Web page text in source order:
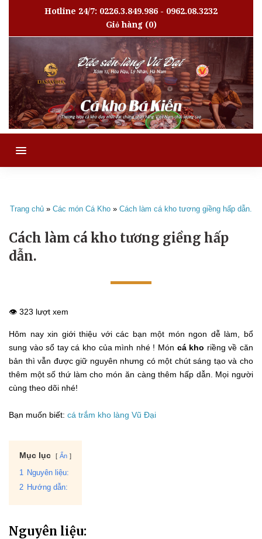
Hotline 24/7: 0226.3.849.986 - 0962.08.3232
Giỏ hàng(0)
MENU
Trang chủ » Các món Cá Kho » Cách làm cá kho tương giềng hấp dẫn.
Cách làm cá kho tương giềng hấp
dẫn.
👁️ 323 lượt xem
Hôm nay xin giới thiệu với các bạn một món ngon dễ làm, bổ
sung vào sổ tay cá kho của mình nhé ! Món cá kho riềng về căn
bản thì vẫn được giữ nguyên nhưng có một chút sáng tạo và cho
thêm một số thứ làm cho món ăn càng thêm hấp dẫn. Mọi người
cùng theo dõi nhé!
Bạn muốn biết: cá trắm kho làng Vũ Đại
Mục lục Ẩn
1
Nguyên liệu:
2 Hướng dẫn:
Nguyên liệu: